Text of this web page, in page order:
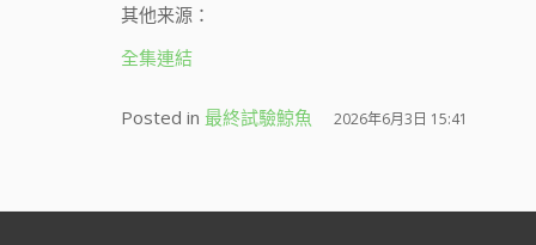
其他来源：
全集連結
Posted in 最終試驗鯨魚 2026年6月3日 15:41